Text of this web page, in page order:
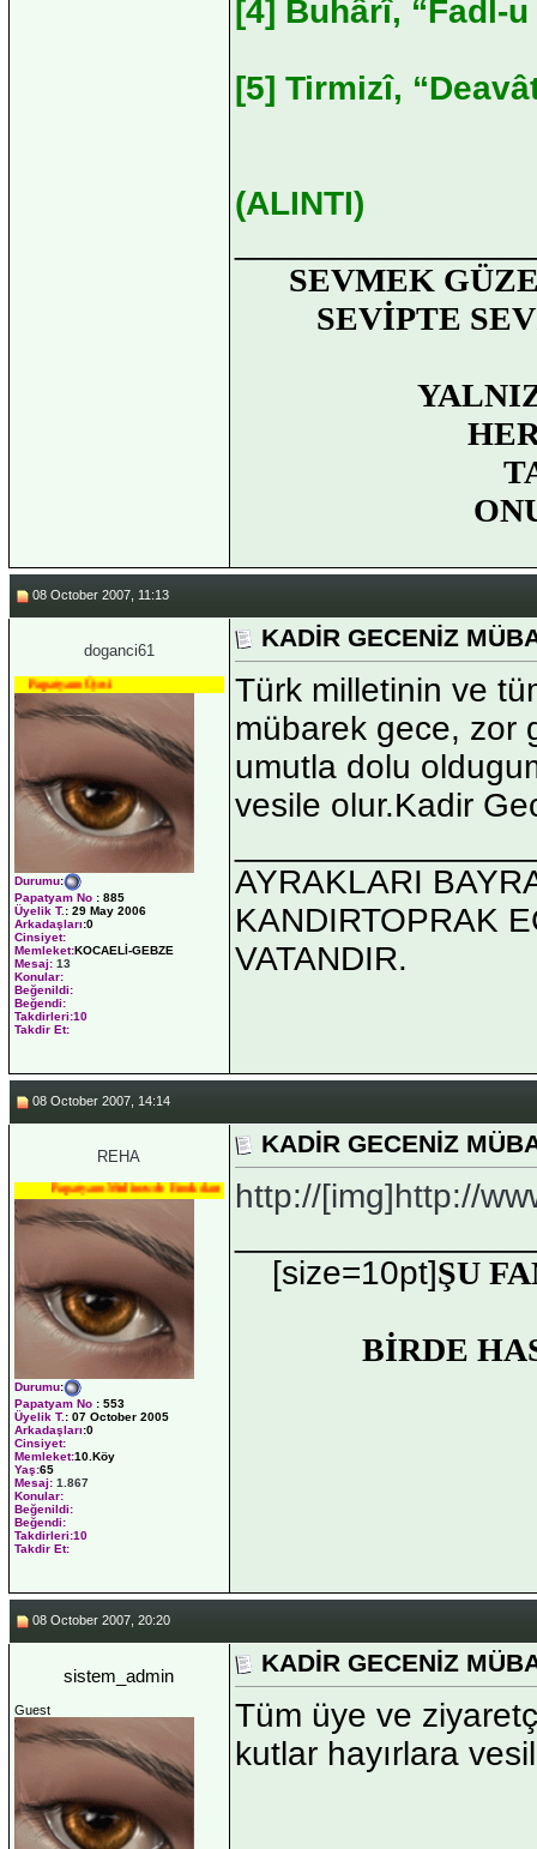
[4] Buhârî, “Fadl-
[5] Tirmizî,
(ALINTI)
SEVMEK
SEVİPTE
08 October 2007, 11:13
doganci61
Durumu:
Papatyam No : 885
Üyelik T.: 29 May 2006
Arkadaşları:0
Cinsiyet:
Memleket:KOCAELİ-GEBZE
Mesaj: 13
Konular:
Beğenildi:
Beğendi:
Takdirleri:10
Takdir Et:
KADİR GECENİZ
Türk milletinin ve
mübarek gece, zor
umutla dolu
vesile olur.Kadir
AYRAKLARI
KANDIRTOPRAK
VATANDIR.
08 October 2007, 14:14
REHA
Papatyam Medineweb Emekdarı
Durumu:
Papatyam No : 553
Üyelik T.: 07 October 2005
Arkadaşları:0
Cinsiyet:
Memleket:10.Köy
Yaş:65
Mesaj: 1.867
Konular:
Beğenildi:
Beğendi:
Takdirleri:10
Takdir Et:
KADİR GECENİZ
http://[img]http://
[size=10pt]ŞU
BİRDE
08 October 2007, 20:20
sistem_admin
Guest
KADİR GECENİZ
Tüm üye ve
kutlar hayırlara